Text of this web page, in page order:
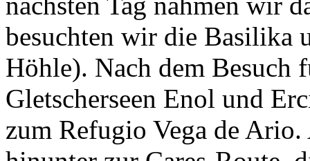
besuchten wir die Basilika
Höhle). Nach dem Besuch
Gletscherseen Enol und
zum Refugio Vega de